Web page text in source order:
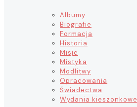
Albumy
Biografie
Formacja
Historia
Misje
Mistyka
Modlitwy
Opracowania
Świadectwa
Wydania kieszonkowe